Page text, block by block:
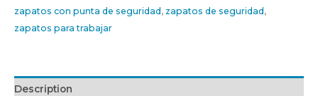
zapatos con punta de seguridad , zapatos de seguridad ,
zapatos para trabajar
Description